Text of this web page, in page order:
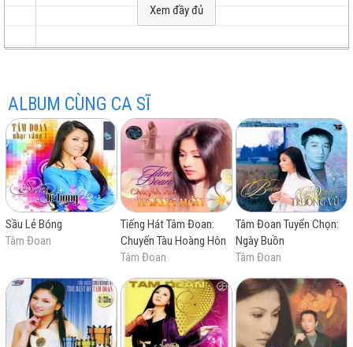
thương.
Bác Hồ - Người là tình yêu thiết tha nhất trong lòng dân và
hồn Việt Nam.
Bác đêm ánh mặt trời xua màn đêm giá lạnh. Bác đem mùa
xuân về dâng hoa đẹp cho đời. Bác như bài dân ca ru em bé
vào đời. Bác như vì sao sáng, sáng giữa trời bao la. Như
cánh chim không mỏi, bay khắp trời quê hương. Như cánh
chim không mỏi, bay khắp trời Việt Nam. Xin khắc sâu ơn
Người, trong tấm lòng Việt Nam.
Xem đầy đủ
ALBUM CÙNG CA SĨ
Sầu Lẻ Bóng
Tâm Đoan
Tiếng Hát Tâm Đoan:
Chuyến Tàu Hoàng Hôn
Tâm Đoan
Tâm Đoan Tuyển Chọn:
Ngày Buồn
Tâm Đoan